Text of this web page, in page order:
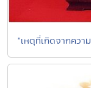
"เหตุที่เกิดจากควา